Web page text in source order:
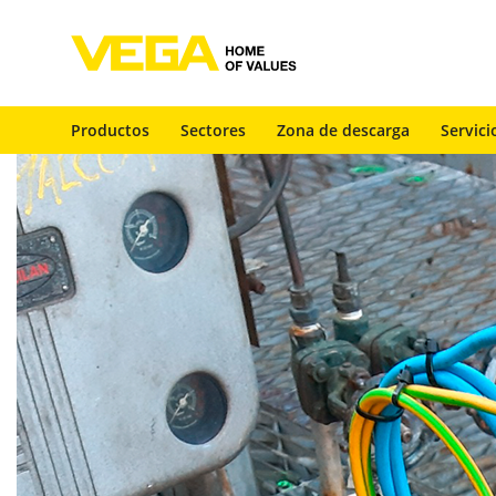
Productos Sectores Zona de descarga